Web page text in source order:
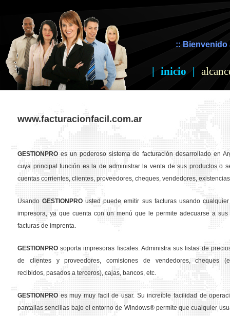
:: Bienvenido
| inicio |
www.facturacionfacil.com.ar
GESTION PRO es un poderoso sistema de facturación desarrollado en
cuya principal función es la de administrar la venta de sus productos o
cuentas corrientes, clientes, proveedores, cheques, vendedores,
Usando GESTION PRO usted puede emitir sus facturas usando
impresora, ya que cuenta con un menú que le permite adecuarse a sus
facturas de imprenta.
GESTION PRO soporta impresoras fiscales. Administra sus listas de
de clientes y proveedores, comisiones de vendedores, cheques
recibidos, pasados a terceros), cajas, bancos, etc.
GESTION PRO es muy muy facil de usar. Su increíble facilidad de
pantallas sencillas bajo el entorno de Windows® permite que cualquier